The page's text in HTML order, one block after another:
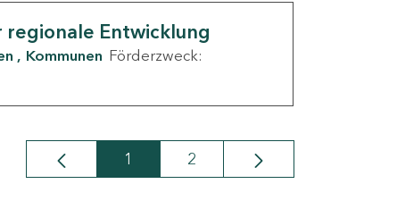
Entwicklung
Kommunen Förderzweck:
Seite
1 Seite
2